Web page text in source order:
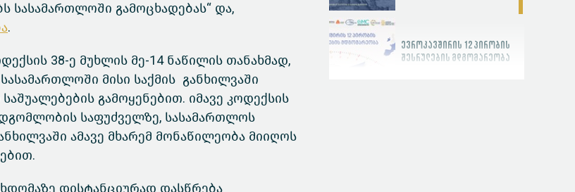
სასამართლოში გამოცხადებას“ და,
.
38-ე მუხლის მე-14 ნაწილის თანახმად,
მისი საქმის განხილვაში
გამოყენებით. იმავე კოდექსის
საფუძველზე, სასამართლოს
ამავე მხარემ მონაწილეობა მიიღოს
დისტანციურად დასწრება
ევროკავშირის 12 პირობის
შესრულების მდგომარეობა